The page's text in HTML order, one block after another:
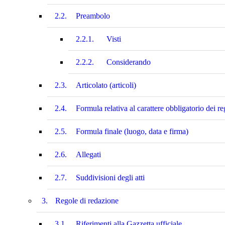
2.2. Preambolo
2.2.1. Visti
2.2.2. Considerando
2.3. Articolato (articoli)
2.4. Formula relativa al carattere obbligatorio dei
2.5. Formula finale (luogo, data e firma)
2.6. Allegati
2.7. Suddivisioni degli atti
3. Regole di redazione